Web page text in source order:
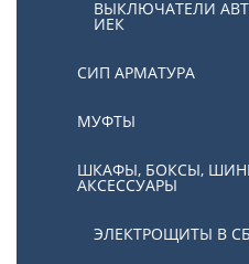
ВЫКЛЮЧАТЕЛИ
ИЕК
СИП АРМАТУРА
МУФТЫ
ШКАФЫ, БОКСЫ,
АКСЕССУАРЫ
ЭЛЕКТРОЩИТЫ В